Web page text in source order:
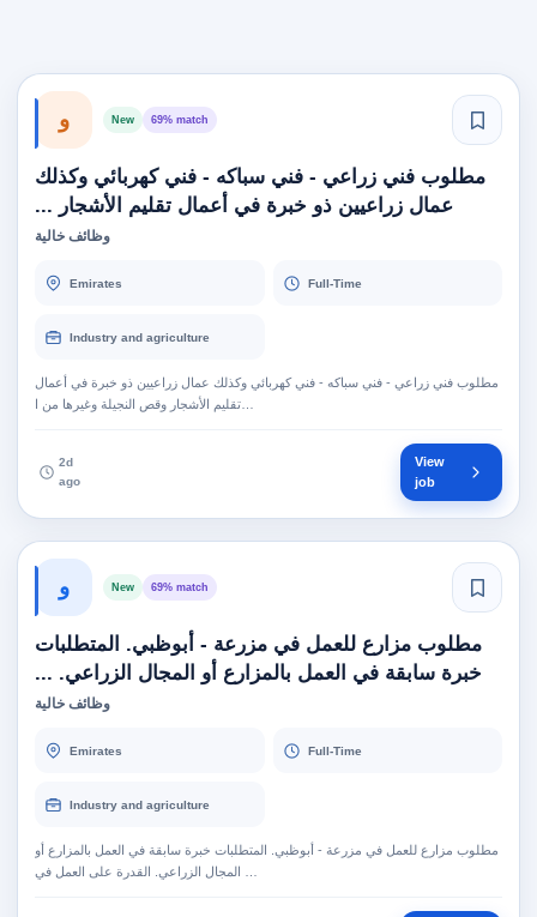
و New 69% match
مطلوب فني زراعي - فني سباكه - فني كهربائي وكذلك
عمال زراعيين ذو خبرة في أعمال تقليم الأشجار ...
وظائف خالية
Emirates Full-Time
Industry and agriculture
مطلوب فني زراعي - فني سباكه - فني كهربائي وكذلك عمال زراعيين ذو خبرة في أعمال
2d
ago
View
job
و New 69% match
مطلوب مزارع للعمل في مزرعة - أبوظبي. المتطلبات
خبرة سابقة في العمل بالمزارع أو المجال الزراعي. ...
وظائف خالية
Emirates Full-Time
Industry and agriculture
مطلوب مزارع للعمل في مزرعة - أبوظبي. المتطلبات خبرة سابقة في العمل بالمزارع أو